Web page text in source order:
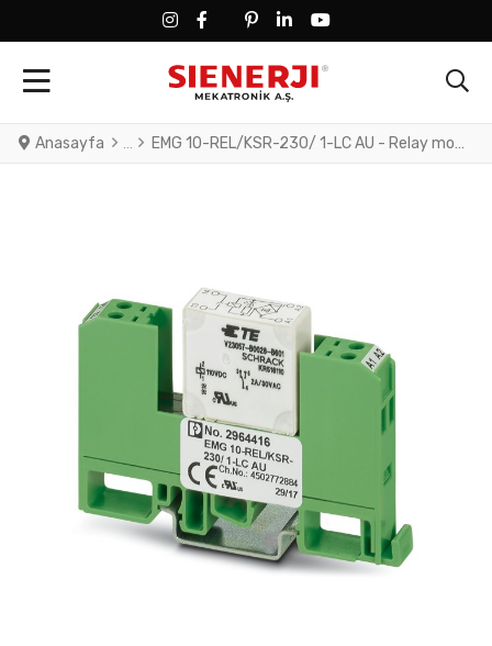
FACEBOOK SOCIAL LINK
FACEBOOK SOCIAL LINK
TWITTER SOCIAL LINK
PINTEREST SOCIAL LINK
LINKEDIN SOCIAL LINK
YOUTUBE SOCIAL LINK
Anasayfa EMG 10-REL/KSR-230/ 1-LC AU - Relay module, with soldered-in miniature switching relay, gold contact for small loads, 1 N/O contact, input voltage 230 V AC/DC